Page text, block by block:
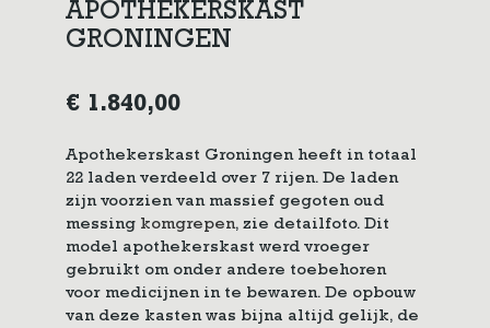
APOTHEKERSKAST
GRONINGEN
€ 1.840,00
Apothekerskast Groningen heeft in totaal
22 laden verdeeld over 7 rijen. De laden
zijn voorzien van massief gegoten oud
messing komgrepen, zie detailfoto. Dit
model apothekerskast werd vroeger
gebruikt om onder andere toebehoren
voor medicijnen in te bewaren. De opbouw
van deze kasten was bijna altijd gelijk, de